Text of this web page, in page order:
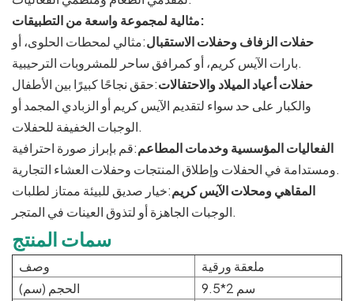
مثالية لمجموعة واسعة من التطبيقات:
حفلات الزفاف وحفلات الاستقبال:مثالي لمحطات الحلوى، أو
بارات الآيس كريم، أو كمرافق ساحر للمشروبات الترحيبية.
حفلات أعياد الميلاد والاحتفالات:حقق نجاحًا كبيرًا بين الأطفال
والكبار على حد سواء لتقديم الآيس كريم أو الزبادي المجمد أو
الوجبات الخفيفة للحفلات.
الفعاليات المؤسسية وخدمات المطاعم:قم بإبراز صورة احترافية
ومستدامة في الحفلات وإطلاق المنتجات وحفلات العشاء التجارية.
المقاهي ومحلات الآيس كريم:خيار صديق للبيئة ممتاز لطلبات
الوجبات الجاهزة أو لتذوق العينات في المتجر.
سمات المنتج
وصف
ملعقة ورقية
الحجم (سم)
9.5*2 سم